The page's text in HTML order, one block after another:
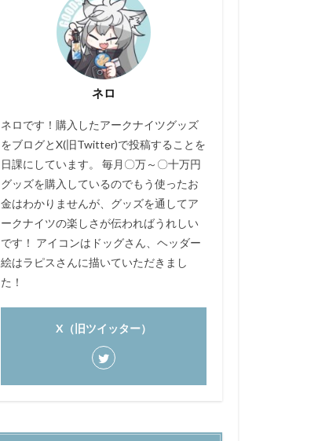
ネロ
ネロです！購入したアークナイツグッズ
をブログとX(旧Twitter)で投稿することを
日課にしています。 毎月〇万～〇十万円
グッズを購入しているのでもう使ったお
金はわかりませんが、グッズを通してア
ークナイツの楽しさが伝わればうれしい
です！ アイコンはドッグさん、ヘッダー
絵はラピスさんに描いていただきまし
た！
X（旧ツイッター）